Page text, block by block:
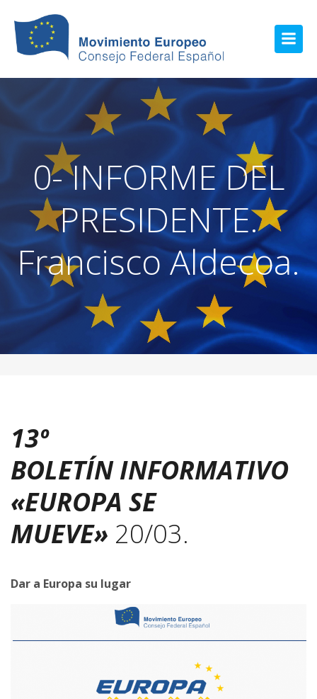
0- INFORME DEL
PRESIDENTE.
Francisco Aldecoa.
13º
BOLETÍN INFORMATIVO
«EUROPA SE
MUEVE» 20/03.
Dar a Europa su lugar